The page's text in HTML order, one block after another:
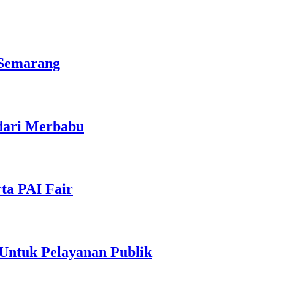
Merbabu
PAI Fair
Pelayanan Publik